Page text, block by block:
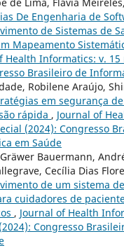
De Engenharia de
de Sistemas de
Mapeamento
Health Informatics: v. 15
Brasileiro de
Robilene Araújo,
em segurança
rápida , Journal of
(2024): Congresso
em Saúde
Bauermann,
Cecília Dias
de um sistema
cuidadores de
, Journal of Health
Congresso